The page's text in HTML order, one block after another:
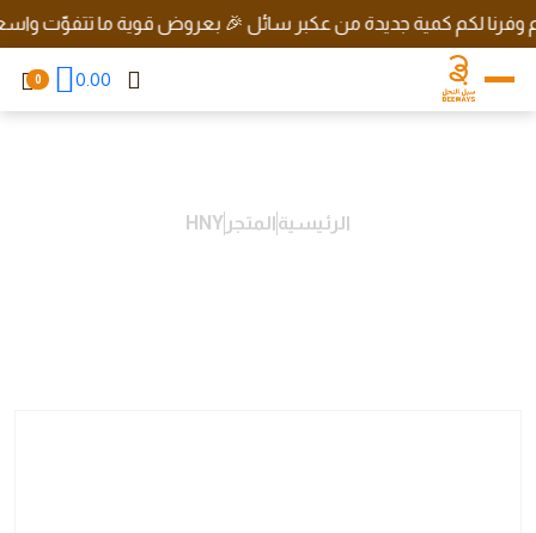
لكم كمية جديدة من عكبر سائل 🎉 بعروض قوية ما تتفوّت واسعار
0.00
0
الرئيسيةالمتجرHNY